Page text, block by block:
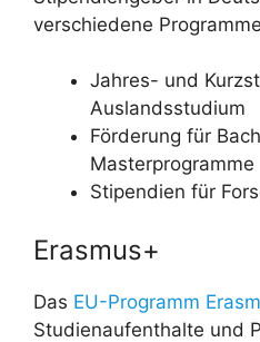
verschiedene
Jahres- und
Auslandsstudium
Förderung für
Masterprogramme
Stipendien für
Erasmus+
Das EU-Programm
Studienaufenthalte und